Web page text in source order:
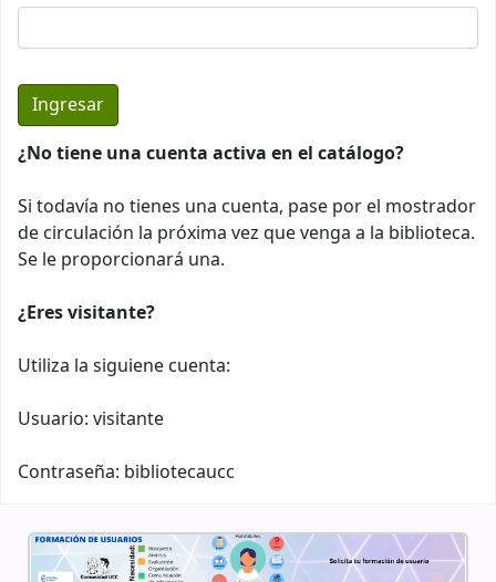
¿No tiene una cuenta activa en el catálogo?
Si todavía no tienes una cuenta, pase por el mostrador
de circulación la próxima vez que venga a la biblioteca.
Se le proporcionará una.
¿Eres visitante?
Utiliza la siguiene cuenta:
Usuario: visitante
Contraseña: bibliotecaucc